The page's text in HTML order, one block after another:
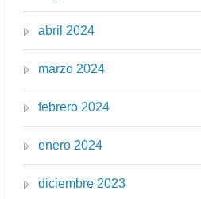
abril 2024
marzo 2024
febrero 2024
enero 2024
diciembre 2023